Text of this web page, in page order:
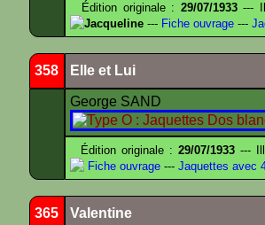
Édition originale : 29/07/1933---
Jacqueline --- Fiche ouvrage ---
358 Elle et Lui
George SAND
Édition originale :29/07/1933 ---
Fiche ouvrage --- Jaquettes avec
365 Valentine